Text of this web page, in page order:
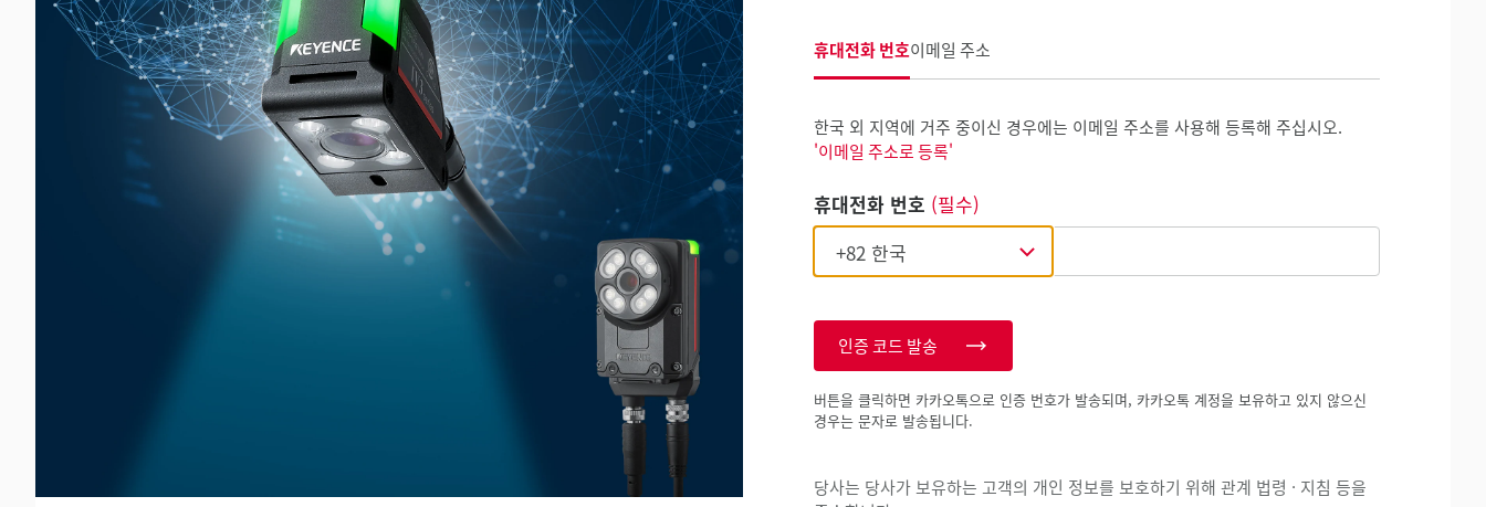
휴대전화 번호이메일 주소
한국 외 지역에 거주 중이신 경우에는 이메일 주소를 사용해 등록해 주십시오.
'이메일 주소로 등록'
휴대전화 번호 (필수)
인증 코드 발송
버튼을 클릭하면 카카오톡으로 인증 번호가 발송되며, 카카오톡 계정을 보유하고 있지 않으신
경우는 문자로 발송됩니다.
당사는 당사가 보유하는 고객의 개인 정보를 보호하기 위해 관계 법령 · 지침 등을